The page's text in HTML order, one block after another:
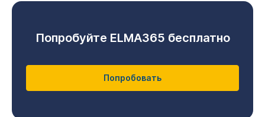
Попробуйте ELMA365 бесплатно
Попробовать